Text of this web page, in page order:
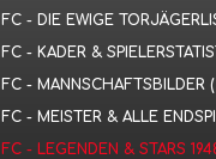
FC - DIE EWIGE
FC - KADER &
FC - MANNSCHAFTSBILDER
FC - MEISTER & ALLE
FC - LEGENDEN & STARS